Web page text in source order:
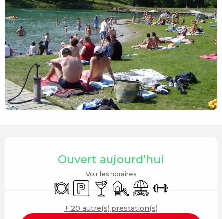
Ouvert aujourd'hui
Voir les horaires
Restaurant
ParkingBar / Buvette
Jeux pour enfants / Espace
Aire de pique nique
Salle de sport
+ 20 autre(s) prestation(s)